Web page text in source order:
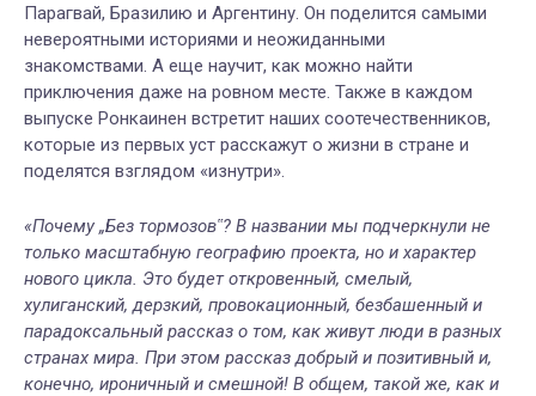
Парагвай, Бразилию и Аргентину. Он поделится самыми
невероятными историями и неожиданными
знакомствами. А еще научит, как можно найти
приключения даже на ровном месте. Также в каждом
выпуске Ронкаинен встретит наших соотечественников,
которые из первых уст расскажут о жизни в стране и
поделятся взглядом «изнутри».
«Почему „Без тормозов‟? В названии мы подчеркнули не
только масштабную географию проекта, но и характер
нового цикла. Это будет откровенный, смелый,
хулиганский, дерзкий, провокационный, безбашенный и
парадоксальный рассказ о том, как живут люди в разных
странах мира. При этом рассказ добрый и позитивный и,
конечно, ироничный и смешной! В общем, такой же, как и